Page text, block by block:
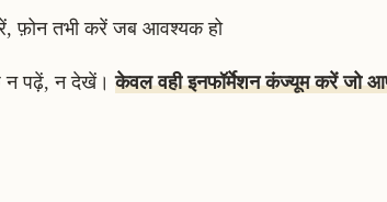
फ़ोन तभी करें जब आवश्यक हो
न पढ़ें, न देखें।केवल वही इनफॉर्मेशन कंज्यूम करें जो